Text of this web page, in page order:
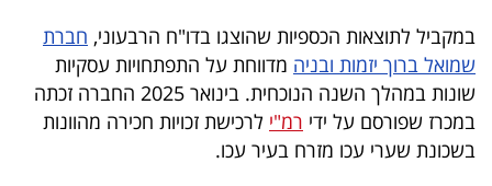
אדום
פרסמו
באייס
במקביל לתוצאות הכספיות שהוצגו בדו"ח הרבעוני, חברת
שמואל ברוך יזמות ובניה מדווחת על התפתחויות עסקיות
שונות במהלך השנה הנוכחית. בינואר 2025 החברה זכתה
במכרז שפורסם על ידי רמ"י לרכישת זכויות חכירה מהוונות
בשכונת שערי עכו מזרח בעיר עכו.